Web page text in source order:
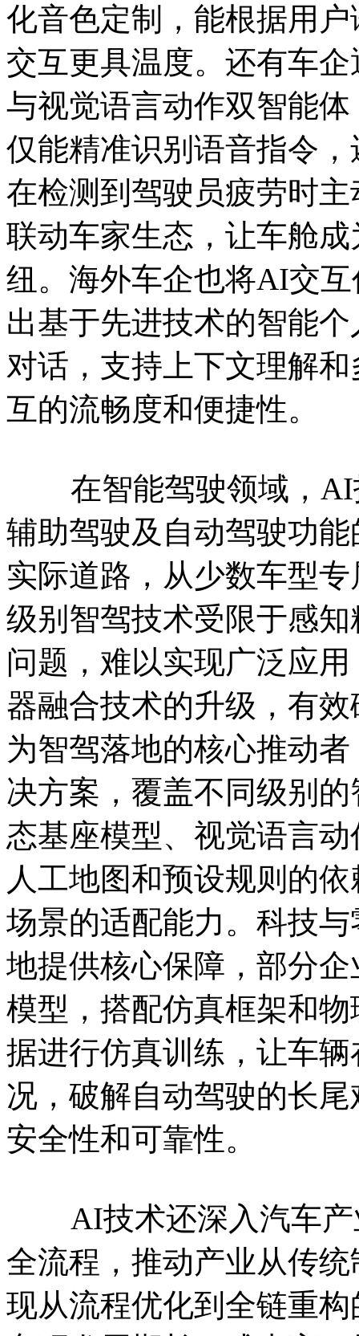
化音色定制，能根据用
交互更具温度。还有车
与视觉语言动作双智能
仅能精准识别语音指令
在检测到驾驶员疲劳时
联动车家生态，让车舱
纽。海外车企也将AI交
出基于先进技术的智能
对话，支持上下文理解
互的流畅度和便捷性。
在智能驾驶领域，AI
辅助驾驶及自动驾驶功
实际道路，从少数车型
级别智驾技术受限于感
问题，难以实现广泛应
器融合技术的升级，有
为智驾落地的核心推动
决方案，覆盖不同级别
态基座模型、视觉语言
人工地图和预设规则的
场景的适配能力。科技
地提供核心保障，部分
模型，搭配仿真框架和
据进行仿真训练，让车
况，破解自动驾驶的长
安全性和可靠性。
AI技术还深入汽车产
全流程，推动产业从传
现从流程优化到全链重